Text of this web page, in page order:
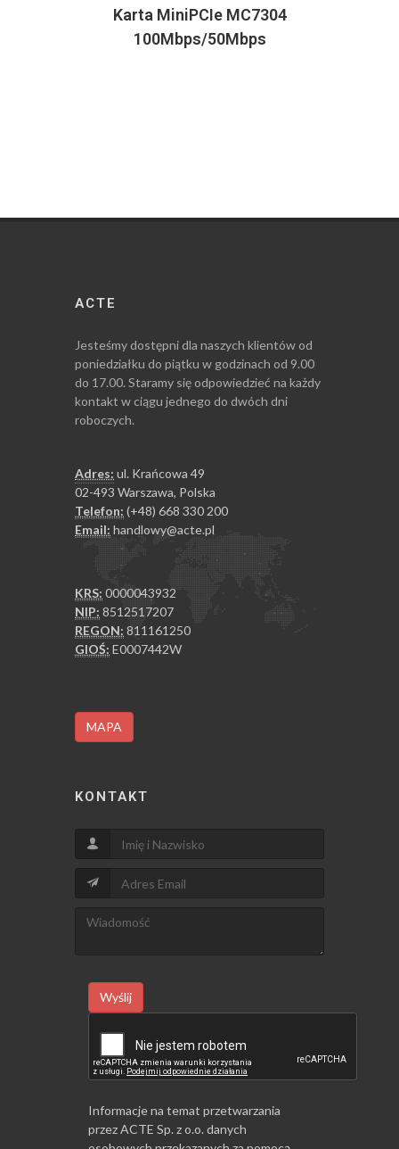
Karta MiniPCIe MC7304
100Mbps/50Mbps
ACTE
Jesteśmy dostępni dla naszych klientów od
poniedziałku do piątku w godzinach od 9.00
do 17.00. Staramy się odpowiedzieć na każdy
kontakt w ciągu jednego do dwóch dni
roboczych.
Adres: ul. Krańcowa 49
02-493 Warszawa, Polska
Telefon: (+48) 668 330 200
Email: handlowy@acte.pl
KRS: 0000043932
NIP: 8512517207
REGON: 811161250
GIOŚ: E0007442W
MAPA
KONTAKT
Wyślij
Informacje na temat przetwarzania
przez ACTE Sp. z o.o. danych